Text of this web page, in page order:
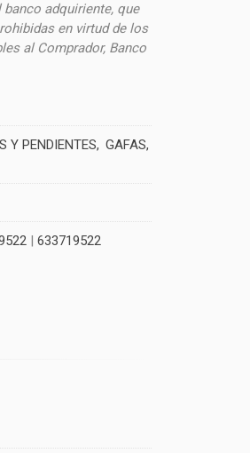
adquiriente, que
en virtud de los
al Comprador, Banco
Y PENDIENTES
GAFAS
| 633719522